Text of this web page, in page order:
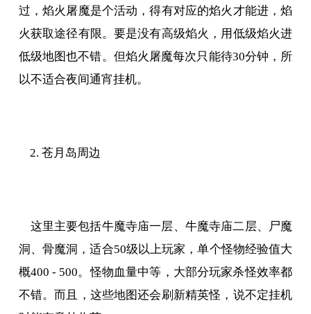
过，焰火屠魔是个活动，得有对应的焰火才能进，焰
火获取途径有限。要是没有高级焰火，用低级焰火进
低级地图也不错。但焰火屠魔每次只能待30分钟，所
以不适合夜间通宵挂机。
2. 苍月岛周边
这里主要包括牛魔寺庙一层、牛魔寺庙二层、尸魔
洞、骨魔洞，适合50级以上玩家，单个怪物经验值大
概400 - 500。怪物血量中等，大部分玩家杀怪效率都
不错。而且，这些地图还会刷新精英怪，说不定挂机